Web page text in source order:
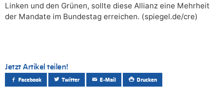
Linken und den Grünen, sollte diese Allianz eine Mehrheit
der Mandate im Bundestag erreichen. (spiegel.de/cre)
Jetzt Artikel teilen!
Facebook Twitter E-Mail Drucken